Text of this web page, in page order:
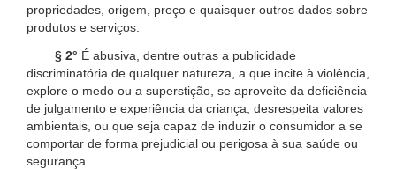
propriedades, origem, preço e quaisquer outros dados sobre
produtos e serviços.
§ 2° É abusiva, dentre outras a publicidade
discriminatória de qualquer natureza, a que incite à violência,
explore o medo ou a superstição, se aproveite da deficiência
de julgamento e experiência da criança, desrespeita valores
ambientais, ou que seja capaz de induzir o consumidor a se
comportar de forma prejudicial ou perigosa à sua saúde ou
segurança.